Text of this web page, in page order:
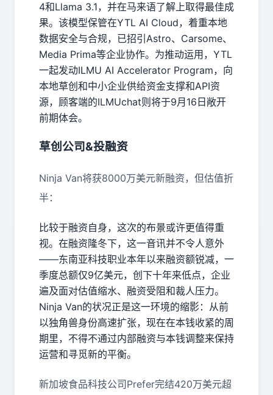
4和Llama 3.1，并在马来语了解上取得最佳成
果。该模型保管在YTL AI Cloud，着重本地
数据安全与合规，已招引Astro、Carsome、
Media Prima等企业协作。为推动运用，YTL
一起发动ILMU AI Accelerator Program，向
本地草创和中小企业供给资金支撑和API资
源，顾客端的ILMUchat则将于9月16日敞开
前期体会。
草创公司&投融资
Ninja Van将获8000万美元新融资，但估值折
半：
比较于融资自身，这次的布景或许更值得重
视。在融资隆冬下，这一音讯并不令人意外
——东南亚科技职业本年以来融资额锐减，一
季度总额仅9亿美元，创下十年来低点，企业
遍及面对估值缩水、融资受阻和裁人压力。
Ninja Van的状况正是这一环境的缩影：从前
以独角兽身份高速扩张，现在在本钱收紧的周
期里，不得不通过内部融资与本钱调整来保持
运营和寻觅新的平衡。
新加坡食品科技公司Prefer完结420万美元超